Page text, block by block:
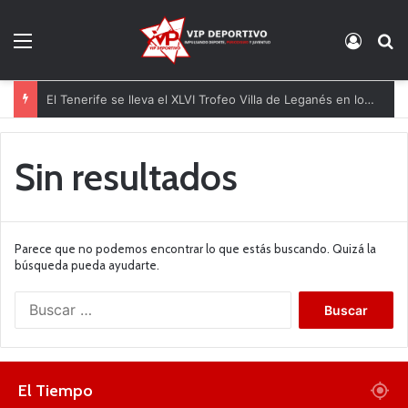
El Tenerife se lleva el XLVI Trofeo Villa de Leganés en los penaltis
Sin resultados
Parece que no podemos encontrar lo que estás buscando. Quizá la
búsqueda pueda ayudarte.
El Tiempo